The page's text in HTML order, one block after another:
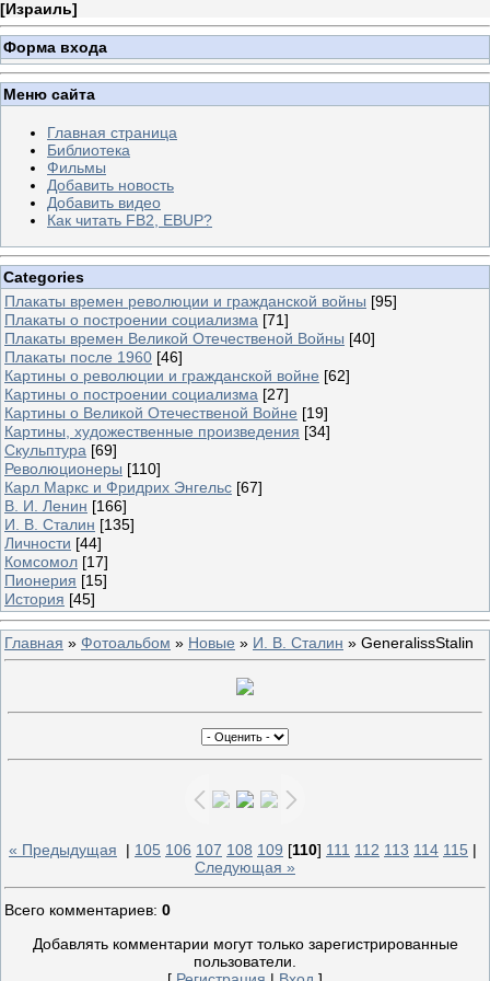
[Израиль]
Форма входа
Меню сайта
Главная страница
Библиотека
Фильмы
Добавить новость
Добавить видео
Как читать FB2, EBUP?
Categories
Плакаты времен революции и гражданской войны [95]
Плакаты о построении социализма [71]
Плакаты времен Великой Отечественой Войны [40]
Плакаты после 1960 [46]
Картины о революции и гражданской войне [62]
Картины о построении социализма [27]
Картины о Великой Отечественой Войне [19]
Картины, художественные произведения [34]
Скульптура [69]
Революционеры [110]
Карл Маркс и Фридрих Энгельс [67]
В. И. Ленин [166]
И. В. Сталин [135]
Личности [44]
Комсомол [17]
Пионерия [15]
История [45]
Главная » Фотоальбом » Новые » И. В. Сталин » GeneralissStalin
« Предыдущая | 105 106 107 108 109 [110] 111 112 113 114 115 |
Следующая »
Всего комментариев: 0
Добавлять комментарии могут только зарегистрированные
пользователи.